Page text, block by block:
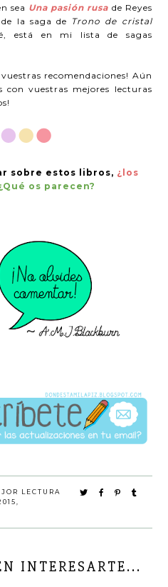
sea Una pasión rusa de Reyes
la saga de Trono de cristal
está en mi lista de sagas
recomendaciones! Aún
con vuestras mejores lecturas
sobre estos libros, ¿los
os parecen?
LECTURA
,
INTERESARTE...